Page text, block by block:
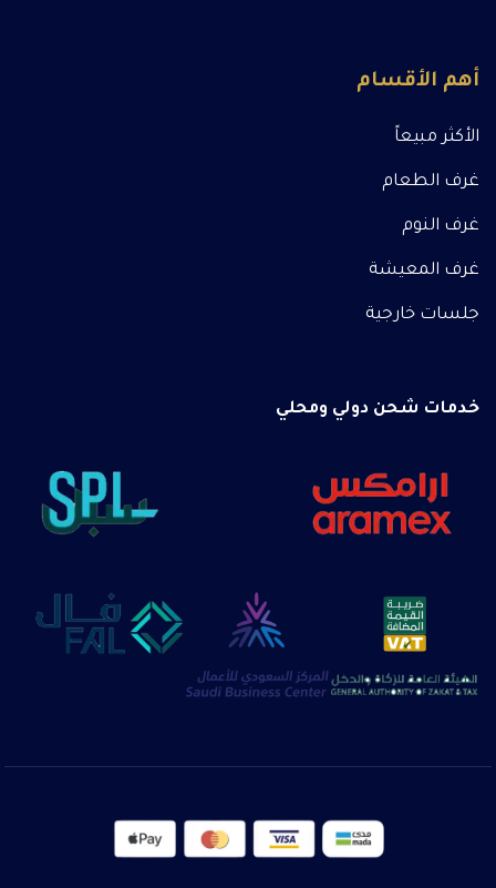
أهم الأقسام
الأكثر مبيعاً
غرف الطعام
غرف النوم
غرف المعيشة
جلسات خارجية
خدمات شحن دولي ومحلي